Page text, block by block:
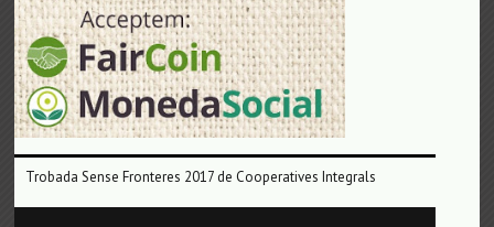
Trobada Sense Fronteres 2017 de Cooperatives Integrals